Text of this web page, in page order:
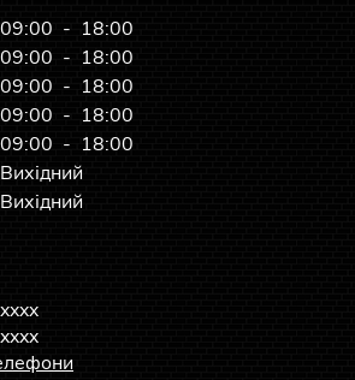
09:00 - 18:00
09:00 - 18:00
09:00 - 18:00
09:00 - 18:00
09:00 - 18:00
Вихідний
Вихідний